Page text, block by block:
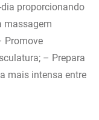
proporcionando
massagem
Promove
– Prepara
mais intensa entre